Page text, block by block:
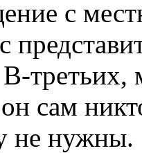
с
сам
не нужны.